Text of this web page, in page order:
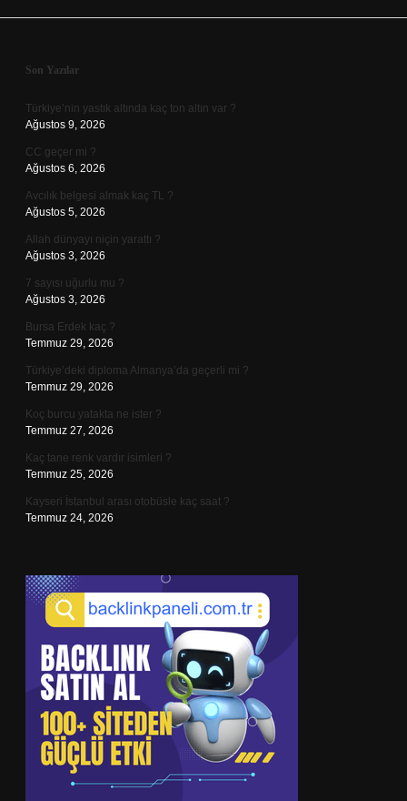
Sidebar
Son Yazılar
Türkiye’nin yastık altında kaç ton altın var ?
Ağustos 9, 2026
CC geçer mi ?
Ağustos 6, 2026
Avcılık belgesi almak kaç TL ?
Ağustos 5, 2026
Allah dünyayı niçin yarattı ?
Ağustos 3, 2026
7 sayısı uğurlu mu ?
Ağustos 3, 2026
Bursa Erdek kaç ?
Temmuz 29, 2026
Türkiye’deki diploma Almanya’da geçerli mi ?
Temmuz 29, 2026
Koç burcu yatakta ne ister ?
Temmuz 27, 2026
Kaç tane renk vardır isimleri ?
Temmuz 25, 2026
Kayseri İstanbul arası otobüsle kaç saat ?
Temmuz 24, 2026